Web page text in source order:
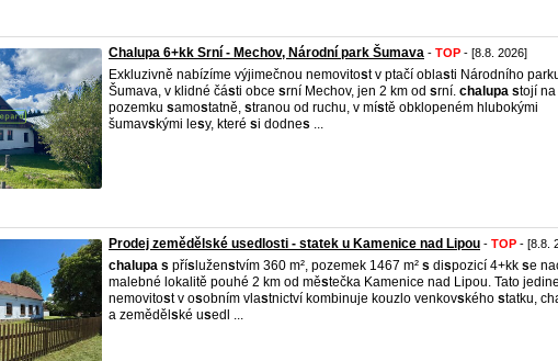
Chalupa 6+kk Srní - Mechov, Národní park Šumava - TOP - [8.8. 2026]
Exkluzivně nabízíme výjimečnou nemovitost v ptačí oblasti Národního
Šumava, v klidné části obce srní Mechov, jen 2 km od srní. chalupa stojí na
pozemku samostatně, stranou od ruchu, v místě obklopeném hlubokými
šumavskými lesy, které si dodnes ...
Prodej zemědělské usedlosti - statek u Kamenice nad Lipou - TOP - [8.8.
chalupa s přís luženstvím 360 m², pozemek 1467 m² s dispozicí 4+kk se
malebné lokalitě pouhé 2 km od městečka Kamenice nad Lipou. Tato
nemovitost v osobním vlastnictví kombinuje kouzlo venkovského statku,
a zeměděl ské usedl ...